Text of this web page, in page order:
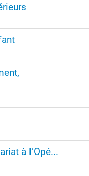
à l’Opé...